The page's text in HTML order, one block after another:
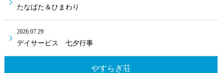
たなばた＆ひまわり
2026.07.29
デイサービス 七夕行事
やすらぎ荘